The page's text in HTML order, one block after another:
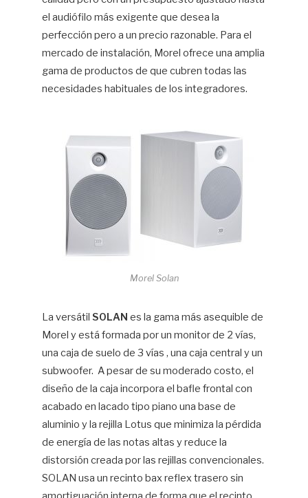
el audiófilo más exigente que desea la
perfección pero a un precio razonable. Para el
mercado de instalación, Morel ofrece una amplia
gama de productos de que cubren todas las
necesidades habituales de los integradores.
Morel Solan
La versátil SOLAN es la gama más asequible de
Morel y está formada por un monitor de 2 vías,
una caja de suelo de 3 vías , una caja central y un
subwoofer. A pesar de su moderado costo, el
diseño de la caja incorpora el bafle frontal con
acabado en lacado tipo piano una base de
aluminio y la rejilla Lotus que minimiza la pérdida
de energía de las notas altas y reduce la
distorsión creada por las rejillas convencionales.
SOLAN usa un recinto bax reflex trasero sin